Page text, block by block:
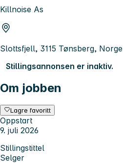
Killnoise As
Slottsfjell, 3115 Tønsberg, Norge
Stillingsannonsen er inaktiv.
Om jobben
Lagre favoritt
Oppstart
9. juli 2026
Stillingstittel
Selger